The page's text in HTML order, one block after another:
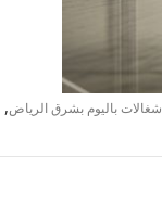
شغالات باليوم بشرق الرياض,